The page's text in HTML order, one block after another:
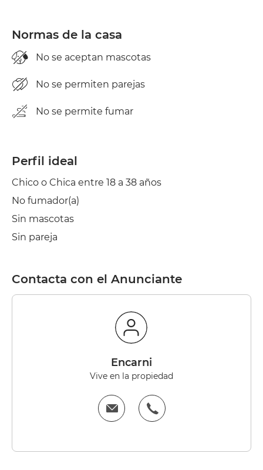
Aire acond.
Normas de la casa
No se aceptan mascotas
No se permiten parejas
No se permite fumar
Perfil ideal
Chico o Chica entre 18 a 38 años
No fumador(a)
Sin mascotas
Sin pareja
Contacta con el Anunciante
Encarni
Vive en la propiedad